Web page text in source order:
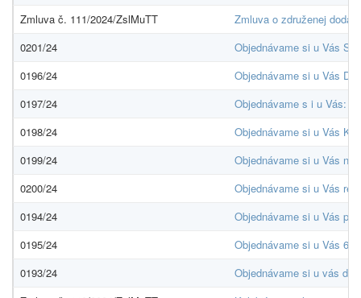
Zmluva č. 111/2024/ZslMuTT
Zmluva o združenej
0201/24
Objednávame si u Vás
0196/24
Objednávame si u Vás
0197/24
Objednávame s i u Vás:
0198/24
Objednávame si u Vás
0199/24
Objednávame si u Vás
0200/24
Objednávame si u Vás
0194/24
Objednávame si u Vás
0195/24
Objednávame si u Vás 6
0193/24
Objednávame si u vás